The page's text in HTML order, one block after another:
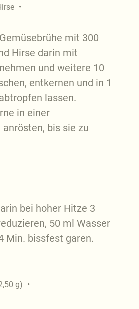
mit 300
Hirse darin mit
und weitere 10
entkernen und in 1
lassen.
in einer
bis sie zu
bei hoher Hitze 3
50 ml Wasser
Min. bissfest garen.
g)